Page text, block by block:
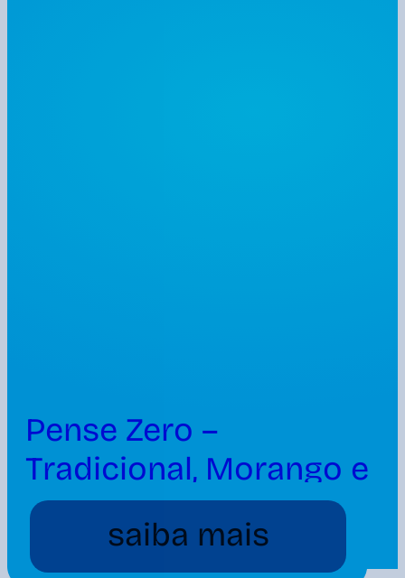
Pense Zero –
Tradicional, Morango e
Maracujá 510g
saiba mais